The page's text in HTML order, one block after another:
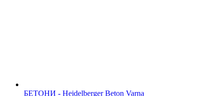
БЕТОНИ - Heidelberger Beton Varna